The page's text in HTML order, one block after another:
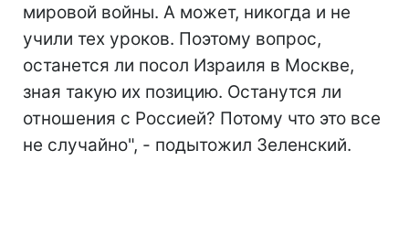
мировой войны. А может, никогда и не
учили тех уроков. Поэтому вопрос,
останется ли посол Израиля в Москве,
зная такую ​​их позицию. Останутся ли
отношения с Россией? Потому что это все
не случайно", - подытожил Зеленский.